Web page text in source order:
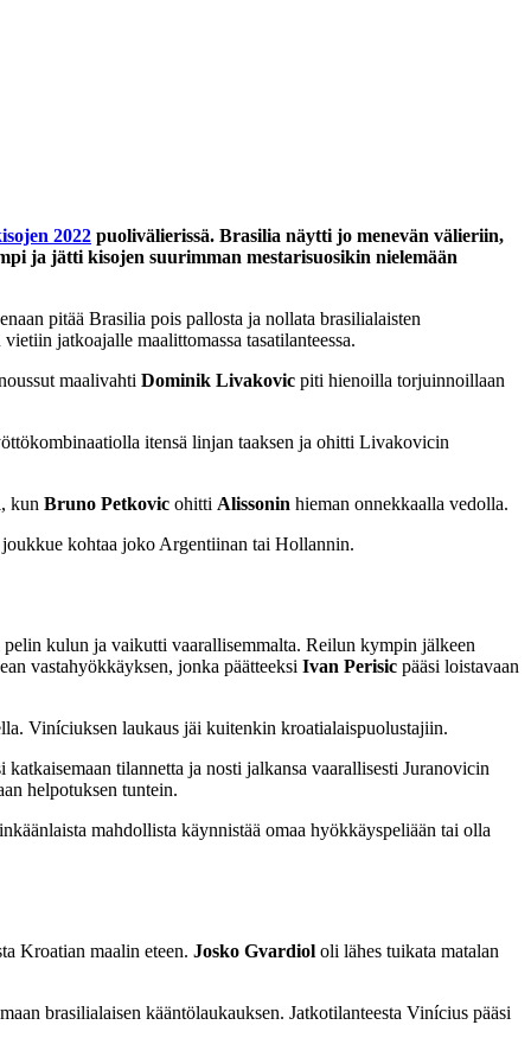
2022 puolivälierissä. Brasilia näytti jo menevän välieriin,
ja jätti kisojen suurimman mestarisuosikin nielemään
pitää Brasilia pois pallosta ja nollata brasilialaisten
jatkoajalle maalittomassa tasatilanteessa.
maalivahti Dominik Livakovic piti hienoilla torjuinnoillaan
itensä linjan taaksen ja ohitti Livakovicin
kun Bruno Petkovic ohitti Alissonin hieman onnekkaalla vedolla.
kohtaa joko Argentiinan tai Hollannin.
kulun ja vaikutti vaarallisemmalta. Reilun kympin jälkeen
vastahyökkäyksen, jonka päätteeksi Ivan Perisic pääsi loistavaan
Viníciuksen laukaus jäi kuitenkin kroatialaispuolustajiin.
katkaisemaan tilannetta ja nosti jalkansa vaarallisesti Juranovicin
helpotuksen tuntein.
mahdollista käynnistää omaa hyökkäyspeliään tai olla
Kroatian maalin eteen. Josko Gvardiol oli lähes tuikata matalan
brasilialaisen kääntölaukauksen. Jatkotilanteesta Vinícius pääsi